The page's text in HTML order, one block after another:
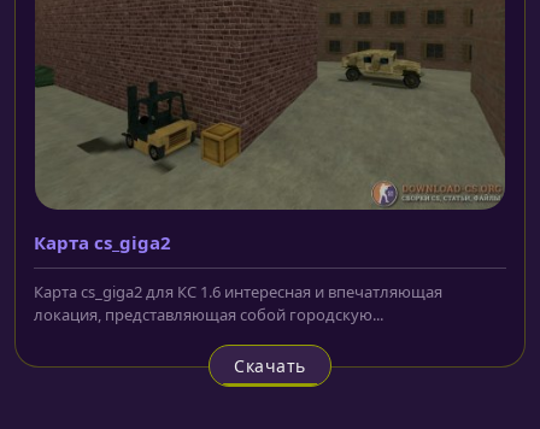
Карта cs_giga2
Карта cs_giga2 для КС 1.6 интересная и впечатляющая
локация, представляющая собой городскую...
Скачать